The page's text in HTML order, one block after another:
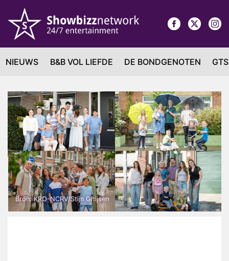
NIEUWS B&B VOL LIEFDE DE BONDGENOTEN
Bron: KRO-NCRV/Stijn Ghijsen